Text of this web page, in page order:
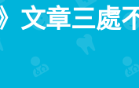
文章三處